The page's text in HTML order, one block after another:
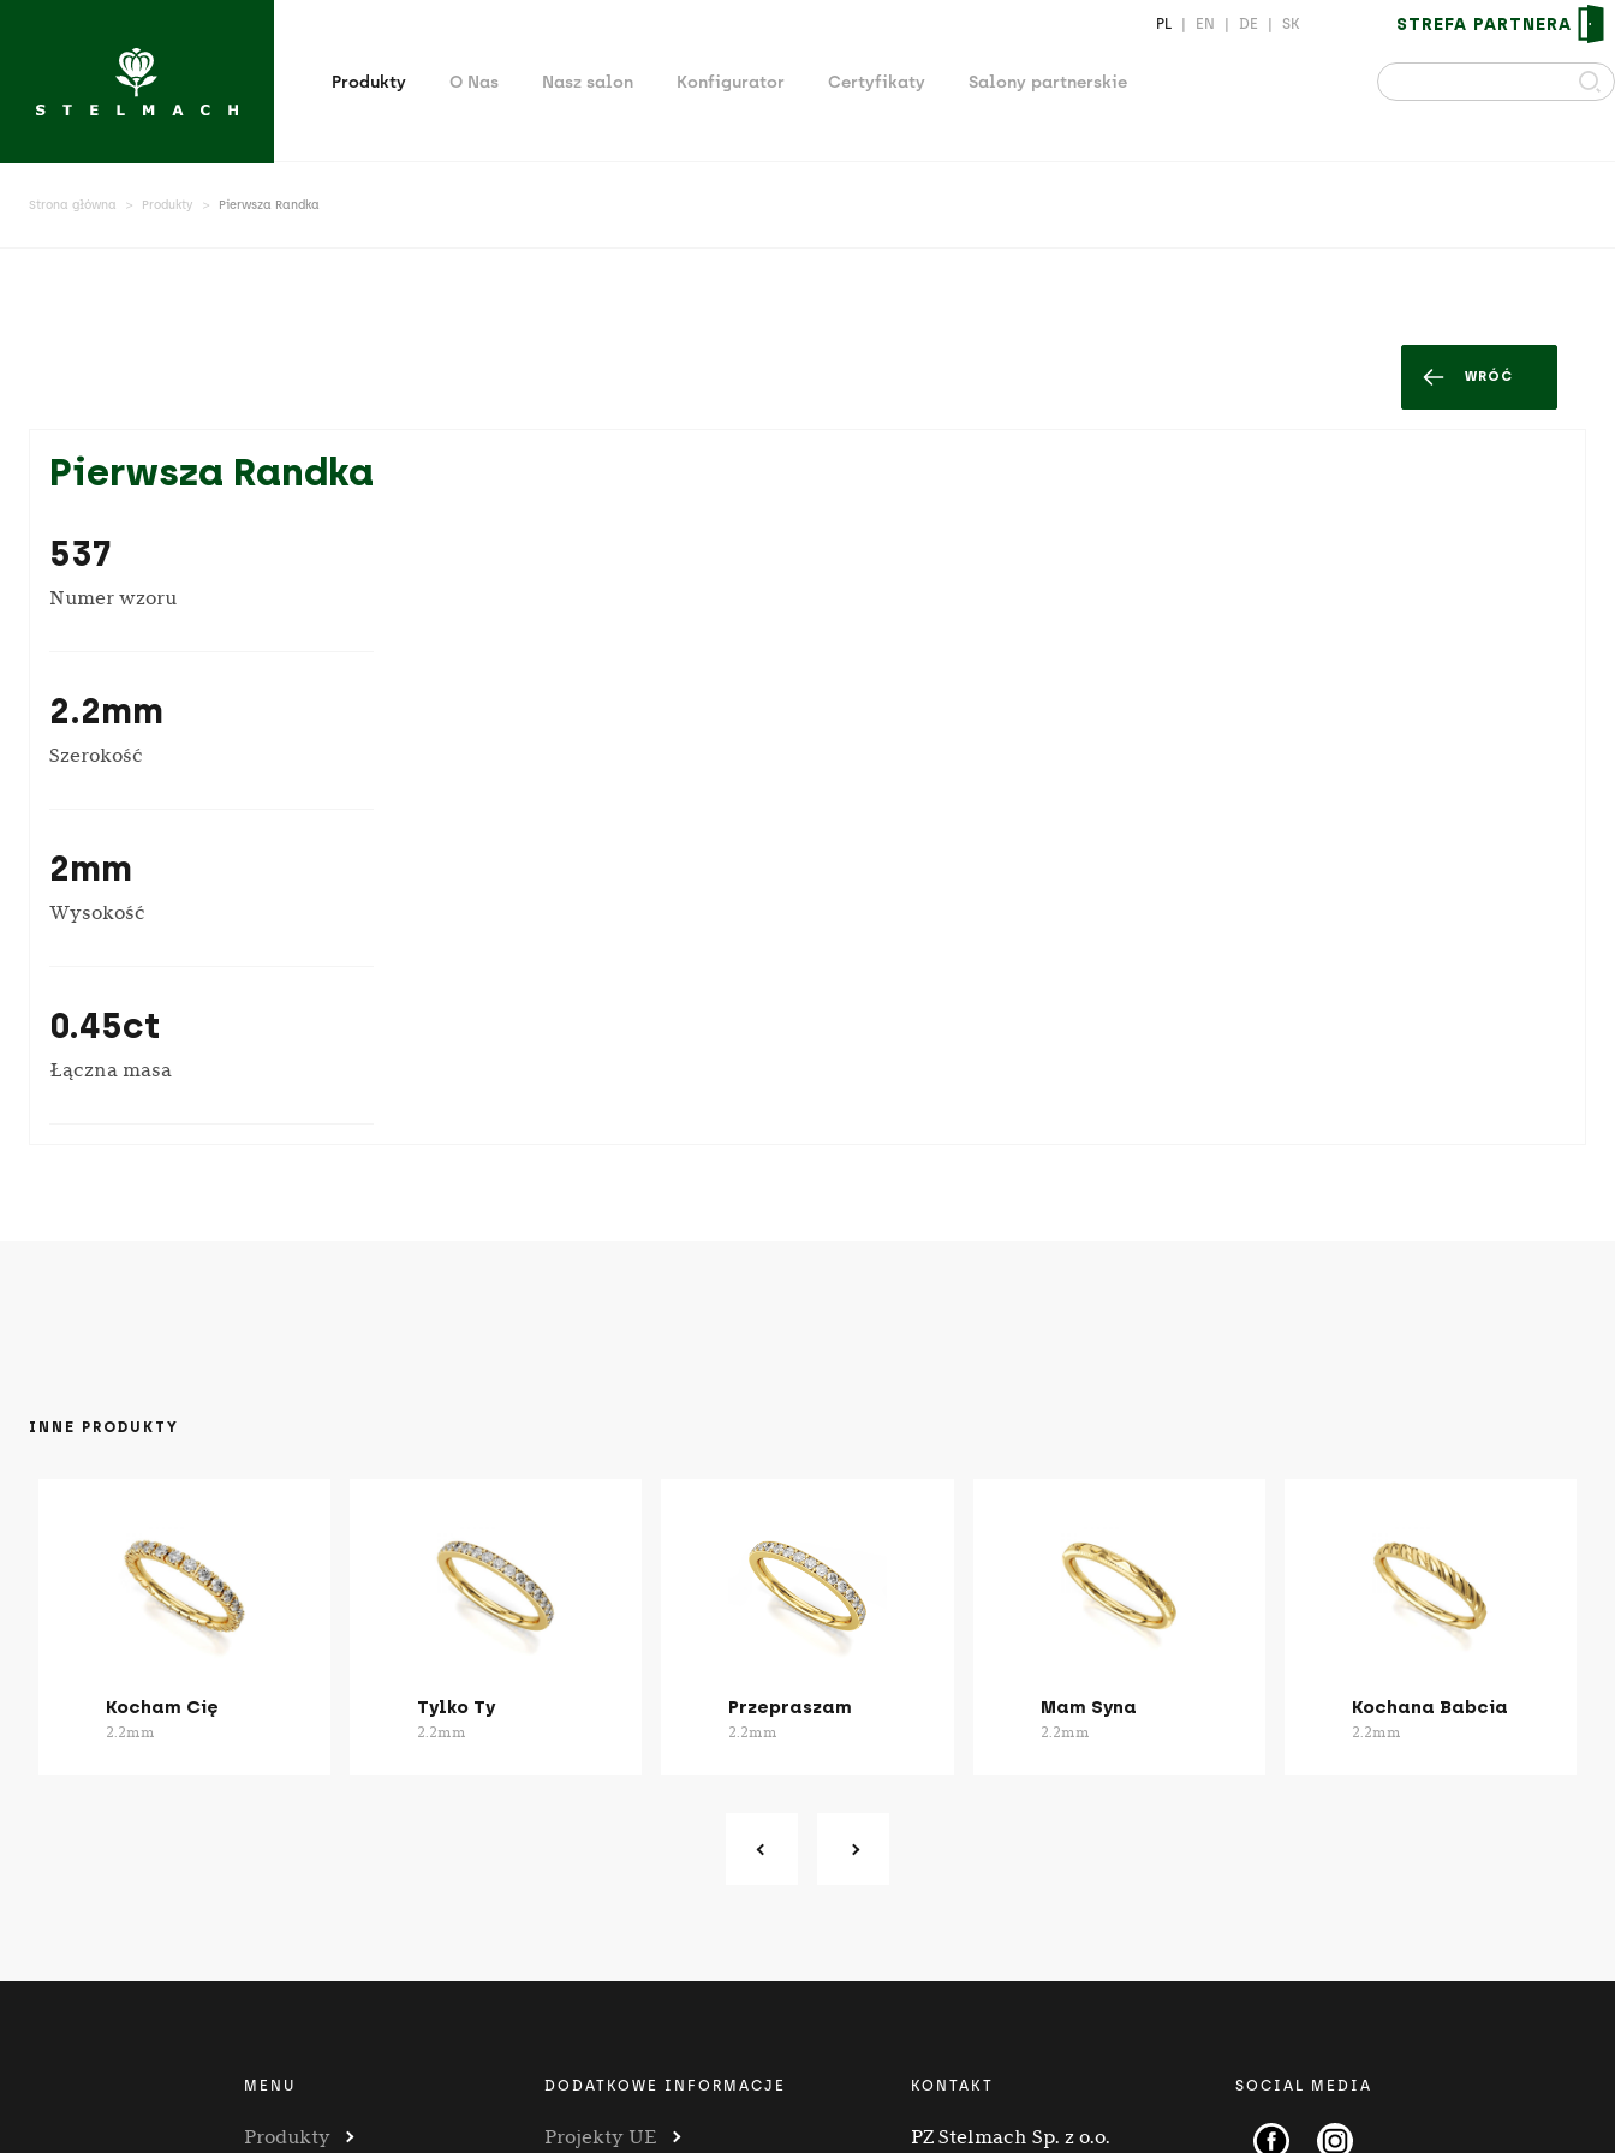
Produkty O Nas Nasz salon Konfigurator Certyfikaty Salony partnerskie
PL EN DE SK STREFA PARTNERA
Strona główna Produkty Pierwsza Randka
WRÓĆ
Pierwsza Randka
537
Numer wzoru
2.2mm
Szerokość
2mm
Wysokość
0.45ct
Łączna masa
INNE PRODUKTY
Kocham Cię
2.2mm
Tylko Ty
2.2mm
Przepraszam
2.2mm
Mam Syna
2.2mm
Kochana Babcia
2.2mm
MENU
Produkty
DODATKOWE INFORMACJE
Projekty UE
KONTAKT
PZ Stelmach Sp. z o.o.
SOCIAL MEDIA